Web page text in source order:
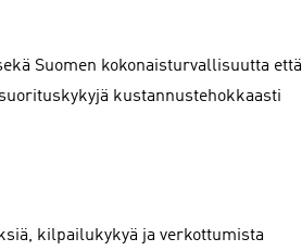
Suomen kokonaisturvallisuutta että
kustannustehokkaasti
kilpailukykyä ja verkottumista